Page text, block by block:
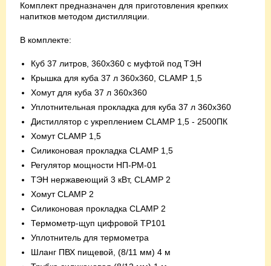
Комплект предназначен для приготовления крепких
напитков методом дистилляции.
В комплекте:
Куб 37 литров, 360х360 с муфтой под ТЭН
Крышка для куба 37 л 360х360, CLAMP 1,5
Хомут для куба 37 л 360х360
Уплотнительная прокладка для куба 37 л 360х360
Дистиллятор с укреплением CLAMP 1,5 - 2500ПК
Хомут CLAMP 1,5
Силиконовая прокладка CLAMP 1,5
Регулятор мощности НП-РМ-01
ТЭН нержавеющий 3 кВт, CLAMP 2
Хомут CLAMP 2
Силиконовая прокладка CLAMP 2
Термометр-щуп цифровой ТР101
Уплотнитель для термометра
Шланг ПВХ пищевой, (8/11 мм) 4 м